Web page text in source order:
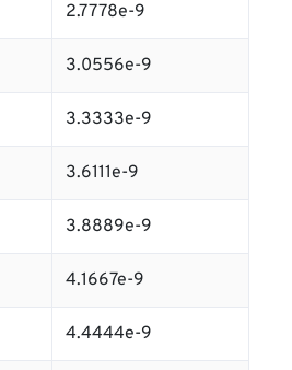
2.7778e-9
3.0556e-9
3.3333e-9
3.6111e-9
3.8889e-9
4.1667e-9
4.4444e-9